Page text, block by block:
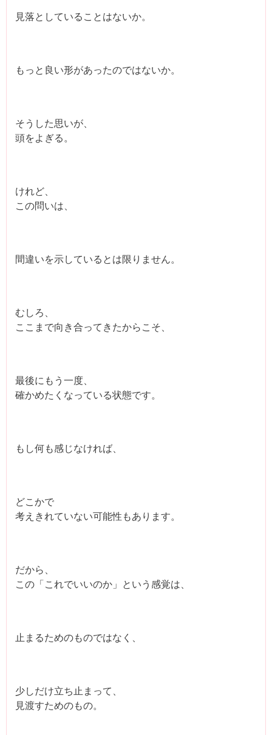
見落としていることはないか。
もっと良い形があったのではないか。
そうした思いが、
頭をよぎる。
けれど、
この問いは、
間違いを示しているとは限りません。
むしろ、
ここまで向き合ってきたからこそ、
最後にもう一度、
確かめたくなっている状態です。
もし何も感じなければ、
どこかで
考えきれていない可能性もあります。
だから、
この「これでいいのか」という感覚は、
止まるためのものではなく、
少しだけ立ち止まって、
見渡すためのもの。